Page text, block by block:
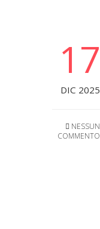
17
DIC 2025
NESSUN
COMMENTO